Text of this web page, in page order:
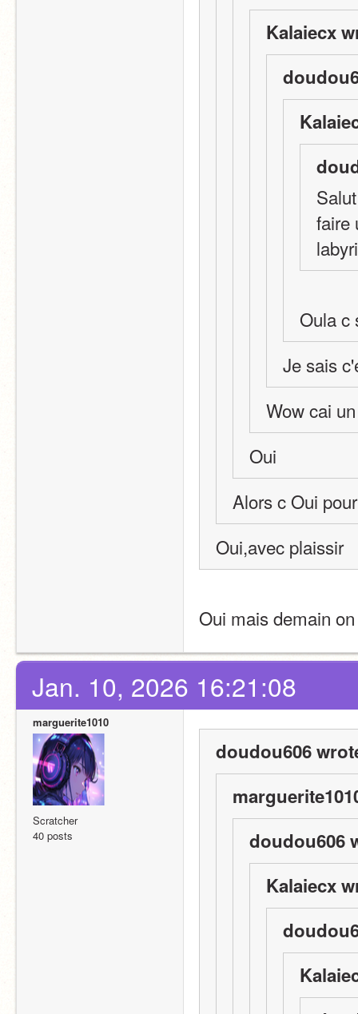
Kalaiecx
faire
Oula c
Je sais
Wow cai
Oui
Alors c Oui
Oui,avec plaissir
Oui mais demain
Jan. 10, 2026 16:21:08
marguerite1010
Scratcher
40 posts
doudou606
doudou606
Kalaiecx